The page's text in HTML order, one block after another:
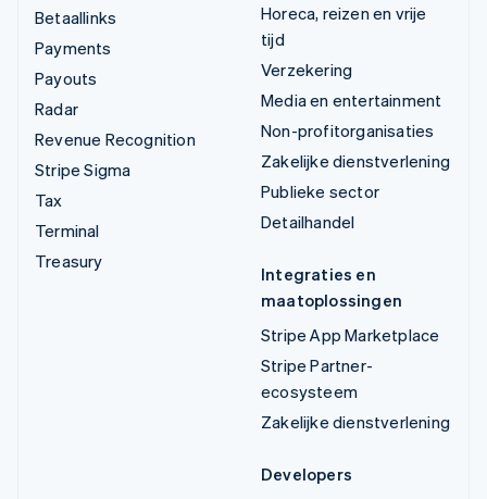
Betaallinks
Payments
Payouts
Radar
Revenue Recognition
Stripe Sigma
Tax
Terminal
Treasury
Horeca, reizen en vrije
tijd
Verzekering
Media en entertainment
Non-profitorganisaties
Zakelijke dienstverlening
Publieke sector
Detailhandel
Integraties en
maatoplossingen
Stripe App Marketplace
Stripe Partner-
ecosysteem
Zakelijke dienstverlening
Developers